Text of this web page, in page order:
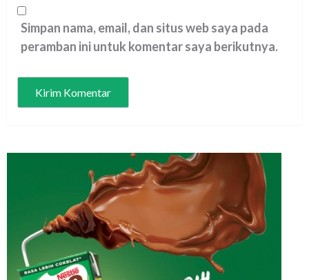
Simpan nama, email, dan situs web saya pada
peramban ini untuk komentar saya berikutnya.